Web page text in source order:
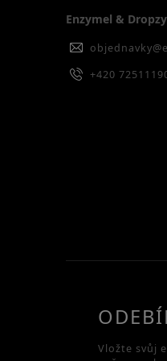
Enzymel &
objednavky@
+420
Vložte svůj